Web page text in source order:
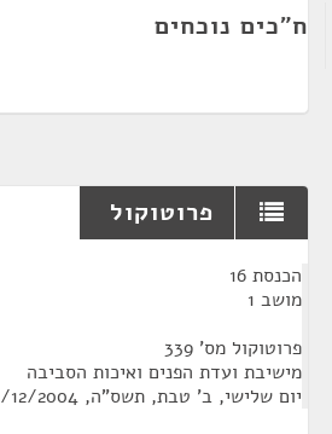
ח"כים נוכחים
פרוטוקול
הכנסת 16
מושב 1
פרוטוקול מס' 339
מישיבת ועדת הפנים ואיכות הסביבה
יום שלישי, ב' טבת, תשס"ה, 14/12/2004, שעה 09:00